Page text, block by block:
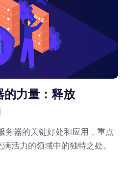
的力量：释放
务器的关键好处和应用，重点
活力的领域中的独特之处。